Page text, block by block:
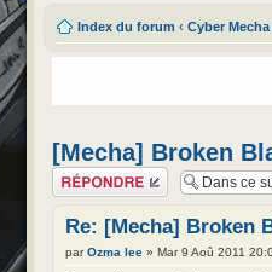
Index du forum ‹ Cyber
[Mecha] Broken
Répondre
Re: [Mecha] Broken
parOzma lee » Mar 9 Aoû 2011